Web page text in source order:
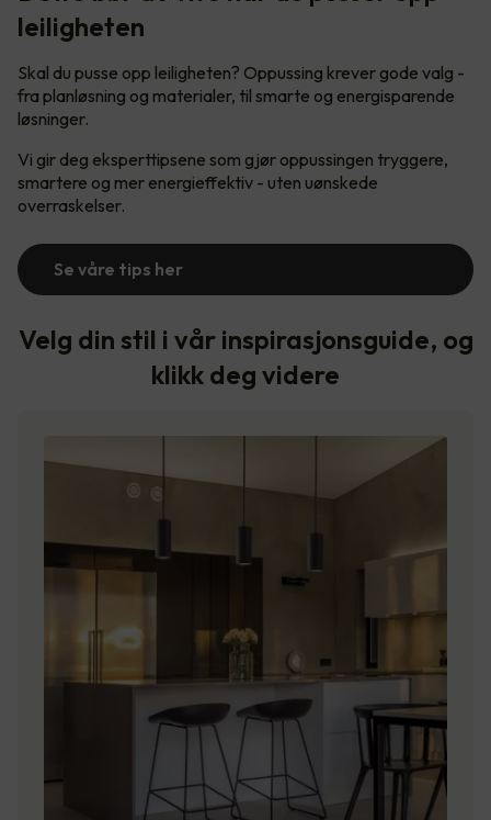
leiligheten
Skal du pusse opp leiligheten? Oppussing krever gode valg -
fra planløsning og materialer, til smarte og energisparende
løsninger.
Vi gir deg eksperttipsene som gjør oppussingen tryggere,
smartere og mer energieffektiv - uten uønskede
overraskelser.
Se våre tips her
Velg din stil i vår inspirasjonsguide, og
klikk deg videre